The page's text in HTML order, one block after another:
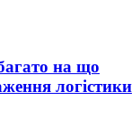
на що
логістики